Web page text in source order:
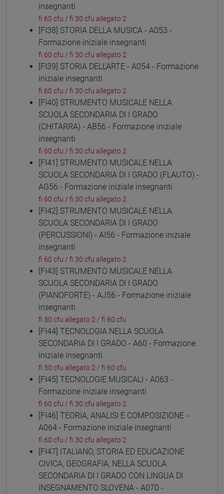
insegnanti
fi 60 cfu / fi 30 cfu allegato 2
[FI38] STORIA DELLA MUSICA - A053 -
Formazione iniziale insegnanti
fi 60 cfu / fi 30 cfu allegato 2
[FI39] STORIA DELL'ARTE - A054 - Formazione
iniziale insegnanti
fi 60 cfu / fi 30 cfu allegato 2
[FI40] STRUMENTO MUSICALE NELLA
SCUOLA SECONDARIA DI I GRADO
(CHITARRA) - AB56 - Formazione iniziale
insegnanti
fi 60 cfu / fi 30 cfu allegato 2
[FI41] STRUMENTO MUSICALE NELLA
SCUOLA SECONDARIA DI I GRADO (FLAUTO) -
AG56 - Formazione iniziale insegnanti
fi 60 cfu / fi 30 cfu allegato 2
[FI42] STRUMENTO MUSICALE NELLA
SCUOLA SECONDARIA DI I GRADO
(PERCUSSIONI) - AI56 - Formazione iniziale
insegnanti
fi 60 cfu / fi 30 cfu allegato 2
[FI43] STRUMENTO MUSICALE NELLA
SCUOLA SECONDARIA DI I GRADO
(PIANOFORTE) - AJ56 - Formazione iniziale
insegnanti
fi 30 cfu allegato 2 / fi 60 cfu
[FI44] TECNOLOGIA NELLA SCUOLA
SECONDARIA DI I GRADO - A60 - Formazione
iniziale insegnanti
fi 30 cfu allegato 2 / fi 60 cfu
[FI45] TECNOLOGIE MUSICALI - A063 -
Formazione iniziale insegnanti
fi 60 cfu / fi 30 cfu allegato 2
[FI46] TEORIA, ANALISI E COMPOSIZIONE -
A064 - Formazione iniziale insegnanti
fi 60 cfu / fi 30 cfu allegato 2
[FI47] ITALIANO, STORIA ED EDUCAZIONE
CIVICA, GEOGRAFIA, NELLA SCUOLA
SECONDARIA DI I GRADO CON LINGUA DI
INSEGNAMENTO SLOVENA - A070 -